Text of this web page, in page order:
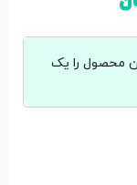
تومان این محصول را یک